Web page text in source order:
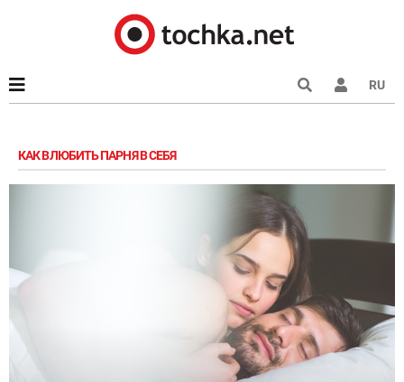
RU
КАК ВЛЮБИТЬ ПАРНЯ В СЕБЯ